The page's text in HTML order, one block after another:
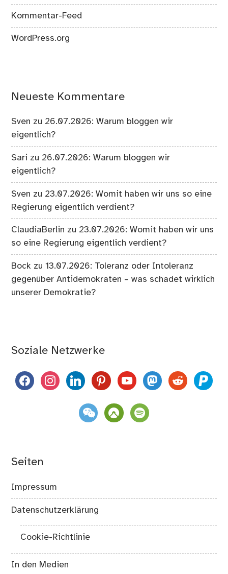
Kommentar-Feed
WordPress.org
Neueste Kommentare
Sven zu 26.07.2026: Warum bloggen wir
eigentlich?
Sari zu 26.07.2026: Warum bloggen wir
eigentlich?
Sven zu 23.07.2026: Womit haben wir uns so eine
Regierung eigentlich verdient?
ClaudiaBerlin zu 23.07.2026: Womit haben wir uns
so eine Regierung eigentlich verdient?
Bock zu13.07.2026: Toleranz oder Intoleranz
gegenüber Antidemokraten – was schadet wirklich
unserer Demokratie?
Soziale Netzwerke
facebookinstagramlinkedinpinterestyoutubemastodon
reddit paypal
weixin komootspotify
Seiten
Impressum
Datenschutzerklärung
Cookie-Richtlinie
In den Medien